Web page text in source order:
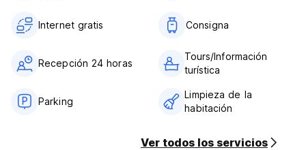
Taxes included
Breakfast not included
Internet gratis Consigna
Recepción 24 horas
Tours/Información
turística
Parking
Limpieza de la
habitación
Ver todos los servicios